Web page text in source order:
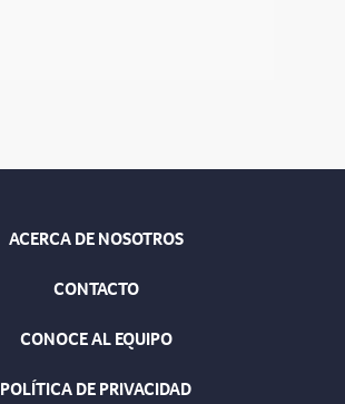
ACERCA DE NOSOTROS
CONTACTO
CONOCE AL EQUIPO
POLÍTICA DE PRIVACIDAD